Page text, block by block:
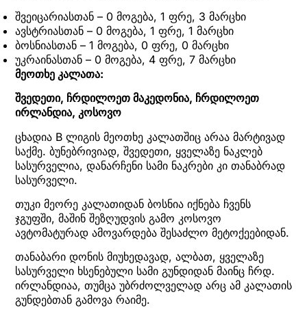
შვეიცარიასთან – 0 მოგება, 1 ფრე, 3 მარცხი
ავსტრიასთან – 0 მოგება, 1 ფრე, 1 მარცხი
ბოსნიასთან – 1 მოგება, 0 ფრე, 0 მარცხი
უკრაინასთან – 0 მოგება, 4 ფრე, 7 მარცხი
მეოთხე კალათა:
შვედეთი, ჩრდილოეთ მაკედონია, ჩრდილოეთ
ირლანდია, კოსოვო
ცხადია B ლიგის მეოთხე კალათშიც არაა მარტივად
საქმე. ბუნებრივიად, შვედეთი, ყველაზე ნაკლებ
სასურველია, დანარჩენი სამი ნაკრები კი თანაბრად
სასურველი.
თუკი მეორე კალათიდან ბოსნია იქნება ჩვენს
ჯგუფში, მაშინ შეზღუდვის გამო კოსოვო
ავტომატურად ამოვარდება შესაძლო მეტოქეებიდან.
თანაბარი დონის მიუხედავად, ალბათ, ყველაზე
სასურველი ხსენებული სამი გუნდიდან მაინც ჩრდ.
ირლანდიაა, თუმცა უბრძოლველად არც ამ კალათის
გუნდებთან გამოვა რაიმე.